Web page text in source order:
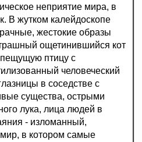
неприятие мира, в
В жутком калейдоскопе
жестокие образы
ощетинившийся кот
птицу с
человеческий
в соседстве с
существа, острыми
лука, лица людей в
- изломанный,
в котором самые